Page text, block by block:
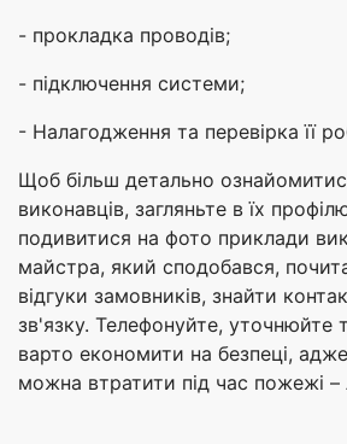
- прокладка проводів;
- підключення системи;
- Налагодження та перевірка її
Щоб більш детально
виконавців, загляньте в їх
подивитися на фото приклади
майстра, який сподобався,
відгуки замовників, знайти
зв'язку. Телефонуйте, уточнюйте
варто економити на безпеці,
можна втратити під час пожежі